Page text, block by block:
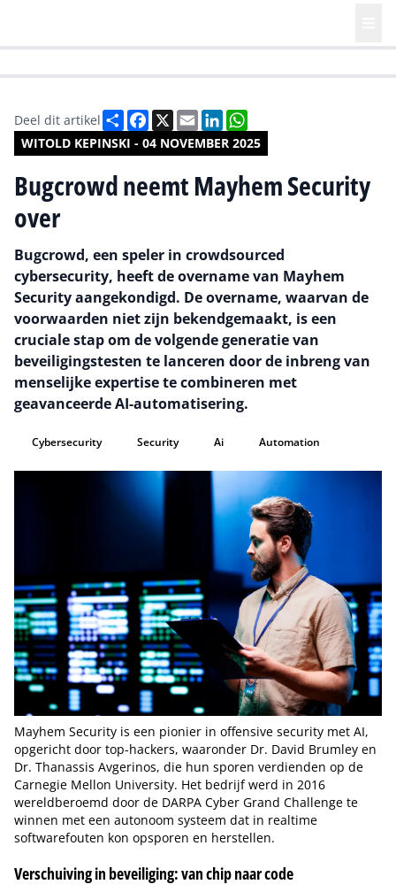
WITOLD KEPINSKI - 04 NOVEMBER 2025
Deel dit artikel DeelFacebook
X EmailLinkedIn
Bugcrowd neemt Mayhem Security
over
Bugcrowd, een speler in crowdsourced
cybersecurity, heeft de overname van Mayhem
Security aangekondigd. De overname, waarvan de
voorwaarden niet zijn bekendgemaakt, is een
cruciale stap om de volgende generatie van
beveiligingstesten te lanceren door de inbreng van
menselijke expertise te combineren met
geavanceerde AI-automatisering.
Cybersecurity Security Ai Automation
Mayhem Security is een pionier in offensive security met AI,
opgericht door top-hackers, waaronder Dr. David Brumley en
Dr. Thanassis Avgerinos, die hun sporen verdienden op de
Carnegie Mellon University. Het bedrijf werd in 2016
wereldberoemd door de DARPA Cyber Grand Challenge te
winnen met een autonoom systeem dat in realtime
softwarefouten kon opsporen en herstellen.
Verschuiving in beveiliging: van chip naar code